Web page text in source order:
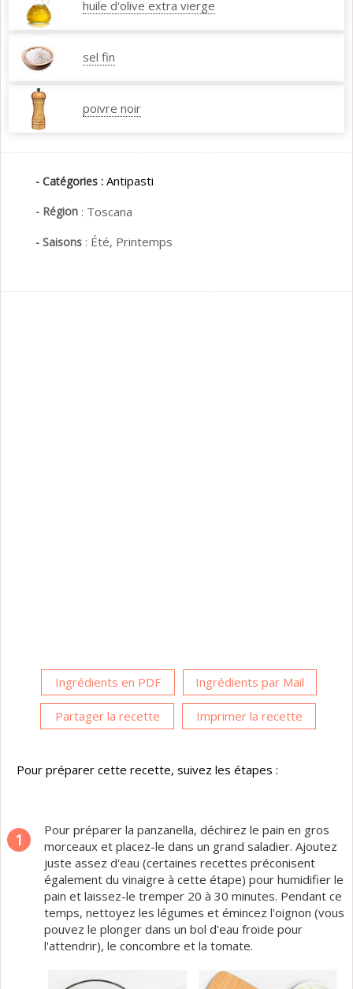
huile d'olive extra vierge
sel fin
poivre noir
- Catégories : Antipasti
- Région : Toscana
- Saisons : Été, Printemps
Ingrédients en PDF Ingrédients par Mail
Partager la recette Imprimer la recette
Pour préparer cette recette, suivez les étapes :
1
Pour préparer la panzanella, déchirez le pain en gros
morceaux et placez-le dans un grand saladier. Ajoutez
juste assez d'eau (certaines recettes préconisent
également du vinaigre à cette étape) pour humidifier le
pain et laissez-le tremper 20 à 30 minutes. Pendant ce
temps, nettoyez les légumes et émincez l'oignon (vous
pouvez le plonger dans un bol d'eau froide pour
l'attendrir), le concombre et la tomate.